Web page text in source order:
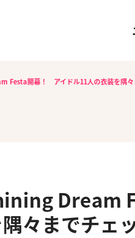
Festa開幕！ アイドル11人の衣装を隅々
Dream
々までチェ